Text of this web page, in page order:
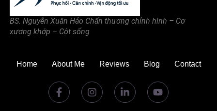
BS. Nguyễn Xuân Hảo Chấn thương chỉnh hình – Cơ
xương khớp – Cột sống
Home About Me Reviews Blog Contact